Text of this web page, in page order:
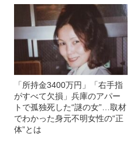
「所持金3400万円」「右手指
がすべて欠損」兵庫のアパー
トで孤独死した“謎の女”…取材
でわかった身元不明女性の“正
体”とは